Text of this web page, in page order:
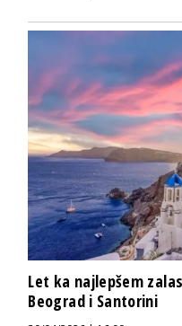
Let ka najlepšem
Beograd i Santorini